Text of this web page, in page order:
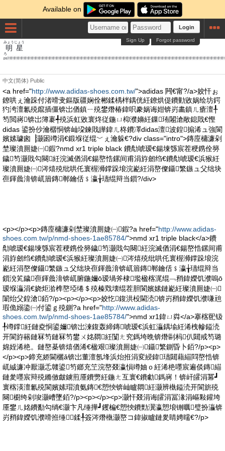
Available on
Login
Forgot password
Sign Up
明星
みょうじょう
中文(简体) Public
<a href="http://www.adidas-shoes.com.tw/">adidas 闁€甯?/a>姣忓ぉ
鐐哄ぇ瀹跺付渚嗗叏鏂版疆娴佺郴鍒楀柈鍝侊紝鐐烘偍鐨勭敓娲绘坊鍔
犳洿澶氱殑鑹插僵锛岀偤鎮ㄧ殑鐢熸椿鍏呮豢娲诲姏锛岃畵鎮ㄦ瘡澶╀
笉閲嶈锛岀簿褰╃殑浜虹敓寰炵従鍦ㄩ枊濮嬶紝鏁珛闂滄敞鎴戝€慳
didas 鍙扮仯瀹樼恫锛屾垜鍊戝皣鍏ㄦ柊鐨凙didas澶波鍠搧浠ュ強閬
嬪嫊璩囪▕灏囦竴涓€鍛堢従绲﹀ぇ瀹躲€?div class="intro">鏄庢槦濂剁
埜璨濆厠婕㈠鍜?nmd xr1 triple black 鐨勪唬瑷€鍚堜綔宸茬稉鎸佺簩
鐬笉灏戝勾闋紝浣滅偤涓€鍚嶅悎鏍间甫涓斿劒绉€鐨勪唬瑷€浜猴紝
璨濆厠婕㈠涔熺殑纰哄仛寰楃浉鐣跺埌浣嶏紝涓嶅儏鑷繁鏃ュ父绌块
亱鍕曟湇锛屼篃鏄郸鑰佸﹩瀛╁瓙绲辩当鎻?/div>
<p></p><p>鏄庢槦濂剁埜璨濆厠婕㈠鍜?a href="http://www.adidas-
shoes.com.tw/p/nmd-shoes-1ae85784/">nmd xr1 triple black</a>鐨
勪唬瑷€鍚堜綔宸茬稉鎸佺簩鐬笉灏戝勾闋紝浣滅偤涓€鍚嶅悎鏍间甫
涓斿劒绉€鐨勪唬瑷€浜猴紝璨濆厠婕㈠涔熺殑纰哄仛寰楃浉鐣跺埌浣
嶏紝涓嶅儏鑷繁鏃ュ父绌块亱鍕曟湇锛屼篃鏄郸鑰佸﹩瀛╁瓙绲辩当
鎻涗笂鐬亱鍕曟湇锛屼腑鍦嬭ō瑷堝斧棣壏楹楁浘绲﹁矟鍏嬫饥濮嗚ō
瑷堢灜涓€娆炬湁榫嶅埡绻＄殑榛戣壊绲茬胆閬嬪嫊鏈嶏紝璨濆厠婕㈠
闈炲父鍠滄銆?/p><p></p><p>姣忔鍑洪杸閫涜锛岃矟鍏嬫饥濮嗛兘
瑕佹嫋鍌㈠付鍙ｇ殑鍘?a href="http://www.adidas-
shoes.com.tw/p/nmd-shoes-1ae85784/">nmd xr1鍏ㄩ粦</a>搴楁巸钑
╀竴鐣紝鏈夌恫鍙嬭锛岀湅鍑轰締鏄唬瑷€浜虹灜鍝堬紝浠栧幓鎰涜
开閬斿簵鏈冧笉鏈冧笉鐢ㄨ姳閷紝闅ㄤ究鎷垮晩锛熸剾杩仈閮戒笉璐
婂姪浠栬。鏈嶅棊锛熺偤浠€楹艰璨濆厠婕㈠鑷繁鍘昏卜銆?/p><p>
</p><p>鍗充娇閫欐ǎ锛岀董澶氬埄浜炲拰涓変綅鍏瓙閮藉緢閰嶅悎锛
屼絾濂冲厭灏忎竷鍙笉鎯充笁浣嶅叕瀛愪竴妯ｏ紝浠栬嚜宸遍倓鏄緢
鏈夎嚜宸辩殑鏅傚皻鐪煎厜鐨勶紝鍦ㄤ互寰€鐨勮鎷嶈！锛屽皬涓冪┛
寰楁渶澶氱殑閬嬪嫊瑁濆氨鏄€愬悏锛屾矑閷紝灏辨槸鎰涜开閬旂殑
闋櫉绔剁埈灏嶆墜銆?/p><p></p><p>灏忓叕涓诲皬涓冨湪涓嶇敤鑵垮
厜鐢ㄦ姳鐨勫勾绱€灏卞凡缍撶┛钁楄€愬悏鐨勯瀷瀛愬埌铏曞璧扮灜锛
岃矟鍏嬫饥濮嗗拰缍鍒╀簽涔熸槸灏嶅コ鍏掓矑鏈夎睛娉曘€?/p>